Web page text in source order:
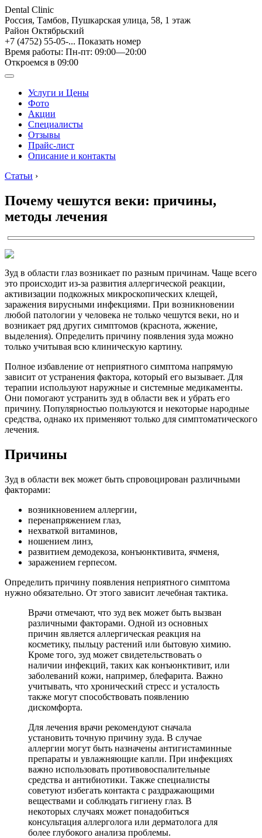
Dental Clinic
Россия, Тамбов, Пушкарская улица, 58, 1 этаж
Район Октябрьский
+7 (4752) 55-05-... Показать номер
Время работы: Пн-пт: 09:00—20:00
Откроемся в 09:00
Услуги и Цены
Фото
Акции
Специалисты
Отзывы
Прайс-лист
Описание и контакты
Статьи ›
Почему чешутся веки: причины,
методы лечения
Зуд в области глаз возникает по разным причинам. Чаще всего
это происходит из-за развития аллергической реакции,
активизации подкожных микроскопических клещей,
заражения вирусными инфекциями. При возникновении
любой патологии у человека не только чешутся веки, но и
возникает ряд других симптомов (краснота, жжение,
выделения). Определить причину появления зуда можно
только учитывая всю клиническую картину.
Полное избавление от неприятного симптома напрямую
зависит от устранения фактора, который его вызывает. Для
терапии используют наружные и системные медикаменты.
Они помогают устранить зуд в области век и убрать его
причину. Популярностью пользуются и некоторые народные
средства, однако их применяют только для симптоматического
лечения.
Причины
Зуд в области век может быть спровоцирован различными
факторами:
возникновением аллергии,
перенапряжением глаз,
нехваткой витаминов,
ношением линз,
развитием демодекоза, конъюнктивита, ячменя,
заражением герпесом.
Определить причину появления неприятного симптома
нужно обязательно. От этого зависит лечебная тактика.
Врачи отмечают, что зуд век может быть вызван
различными факторами. Одной из основных
причин является аллергическая реакция на
косметику, пыльцу растений или бытовую химию.
Кроме того, зуд может свидетельствовать о
наличии инфекций, таких как конъюнктивит, или
заболеваний кожи, например, блефарита. Важно
учитывать, что хронический стресс и усталость
также могут способствовать появлению
дискомфорта.
Для лечения врачи рекомендуют сначала
установить точную причину зуда. В случае
аллергии могут быть назначены антигистаминные
препараты и увлажняющие капли. При инфекциях
важно использовать противовоспалительные
средства и антибиотики. Также специалисты
советуют избегать контакта с раздражающими
веществами и соблюдать гигиену глаз. В
некоторых случаях может понадобиться
консультация аллерголога или дерматолога для
более глубокого анализа проблемы.